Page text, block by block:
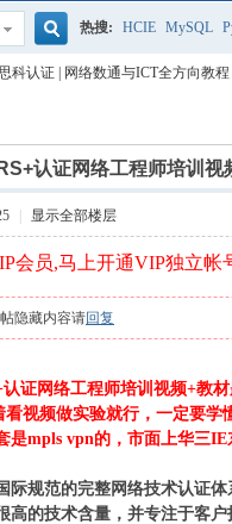
搜
索
热搜: HCIE MySQL
CCIE H3C CCNP HCIE
科认证 | 网络数通与ICT全方向教程
认证网络工程师培训视
显示全部楼层
员,马上开通VIP独立帐
隐藏内容请回复
证网络工程师培训视频+教
视频做实验就行，一定要
是mpls vpn的，市面上华三
际规范的完整网络技术认证
高的技术含量，并专注于客